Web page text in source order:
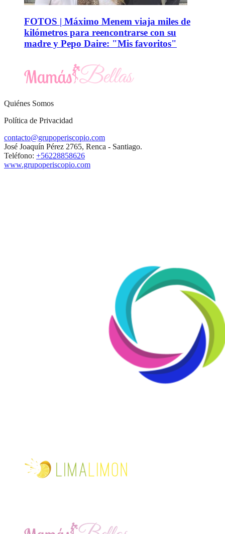
FOTOS | Máximo Menem viaja miles de
kilómetros para reencontrarse con su
madre y Pepo Daire: "Mis favoritos"
Quiénes Somos
Política de Privacidad
contacto@grupoperiscopio.com
José Joaquín Pérez 2765, Renca - Santiago.
Teléfono: +56228858626
www.grupoperiscopio.com